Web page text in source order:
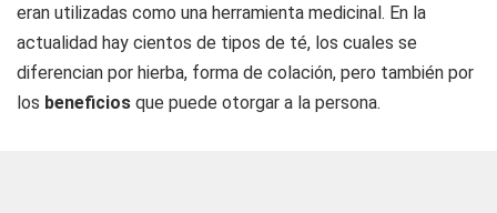
eran utilizadas como una herramienta medicinal. En la
actualidad hay cientos de tipos de té, los cuales se
diferencian por hierba, forma de colación, pero también por
los beneficios que puede otorgar a la persona.